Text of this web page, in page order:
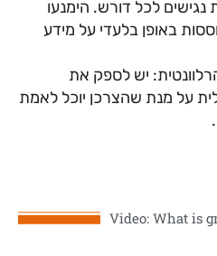
נגישים לכל דורש. הימנעו
באופן בלעדי על מידע
יש לספק את
על מנת שהצרכן יוכל לאמת
Video: What is